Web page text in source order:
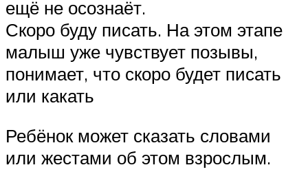
ещё не осознаёт.
Скоро буду писать. На этом этапе
малыш уже чувствует позывы,
понимает, что скоро будет писать
или какать
Ребёнок может сказать словами
или жестами об этом взрослым.